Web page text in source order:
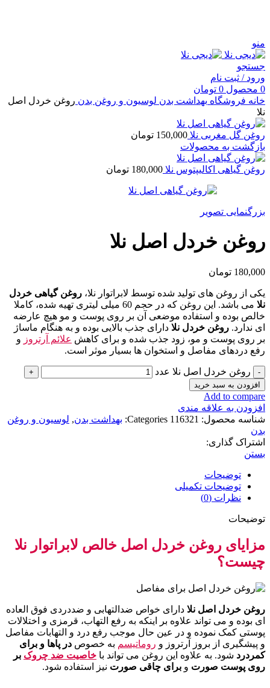
منو
جستجو
ورود / ثبت نام
0 محصول 0 تومان
خانه فروشگاه بهداشت بدن لوسیون و روغن بدن روغن خردل اصل
نلا
روغن گل مغربی نلا 150,000 تومان
بازگشت به محصولات
روغن گیاهی اکالیپتوس نلا 180,000 تومان
بزرگنمایی تصویر
روغن خردل اصل نلا
180,000 تومان
یکی از روغن های تولید شده توسط لابراتوار نلا، روغن گیاهی خردل
نلا
می باشد. این روغن که در حجم 60 میلی لیتری تهیه شده، کاملا
خالص بوده و استفاده موضعی آن بر روی پوست و مو هیچ عارضه
ای ندارد. روغن خردل نلا دارای جذب بالایی بوده و به هنگام ماساژ
بر روی پوست و مو، زود جذب شده و برای کاهش علائم آرتروز و
رفع دردهای مفاصل و استخوان ها بسیار موثر است.
روغن خردل اصل نلا عدد
افزودن به سبد خرید
Add to compare
افزودن به علاقه مندی
شناسه محصول: 116321
Categories: بهداشت بدن, لوسیون و روغن
بدن
اشتراک گذاری:
بستن
توضیحات
توضیحات تکمیلی
نظرات (0)
توضیحات
مزایای روغن خردل اصل خالص لابراتوار نلا
چیست؟
روغن خردل اصل نلا دارای خواص ضدالتهابی و ضددردی فوق العاده
ای بوده و می تواند علاوه بر اینکه به رفع التهاب، قرمزی و اختلالات
پوستی کمک نموده و در عین حال موجب رفع درد و التهابات مفاصل
و پیشگیری از بروز آرتروز و روماتیسم به خصوص در پاها و برای
کمردرد شود. به علاوه این روغن می تواند با خاصیت ضد چروک بر
روی پوست صورت و برای چاقی صورت نیز استفاده شود.